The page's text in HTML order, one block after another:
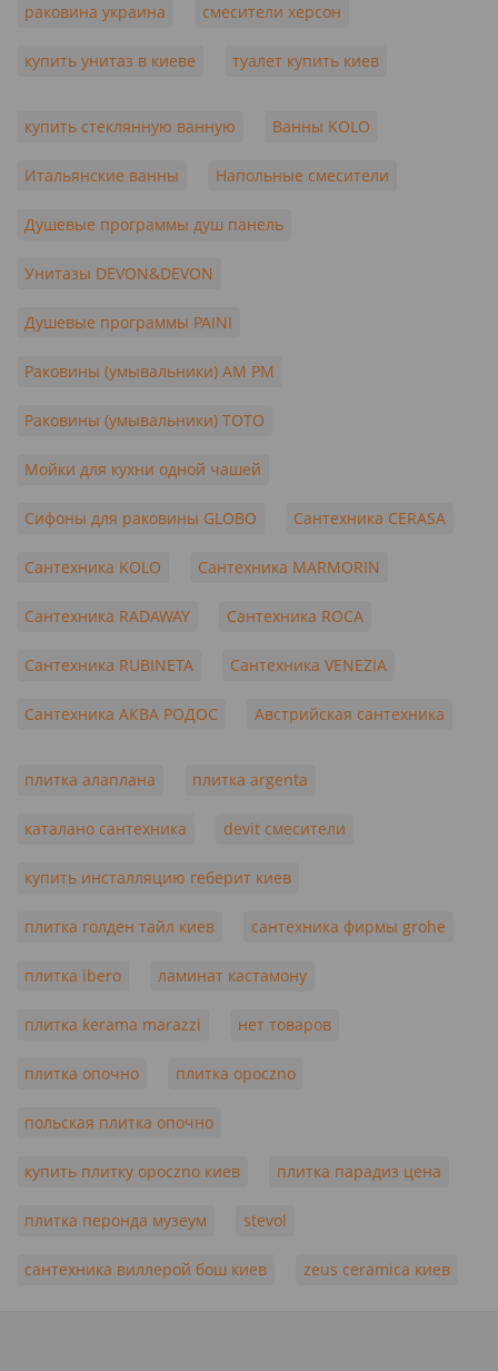
раковина украина смесители херсон
купить унитаз в киеве туалет купить киев
купить стеклянную ванную Ванны KOLO
Итальянские ванны Напольные смесители
Душевые программы душ панель
Унитазы DEVON&DEVON
Душевые программы PAINI
Раковины (умывальники) AM PM
Раковины (умывальники) TOTO
Мойки для кухни одной чашей
Сифоны для раковины GLOBO Сантехника CERASA
Сантехника KOLO Сантехника MARMORIN
Сантехника RADAWAY Сантехника ROCA
Сантехника RUBINETA Сантехника VENEZIA
Сантехника АКВА РОДОС Австрийская сантехника
плитка алаплана плитка argenta
каталано сантехника devit смесители
купить инсталляцию геберит киев
плитка голден тайл киев сантехника фирмы grohe
плитка ibero ламинат кастамону
плитка kerama marazzi нет товаров
плитка опочно плитка opoczno
польская плитка опочно
купить плитку opoczno киев плитка парадиз цена
плитка перонда музеум stevol
сантехника виллерой бош киев zeus ceramica киев